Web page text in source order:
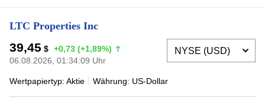
LTC Properties Inc
39,45 $ +0,73 (+1,89%)
06.08.2026, 01:34:09 Uhr
Wertpapiertyp: Aktie Währung: US-Dollar